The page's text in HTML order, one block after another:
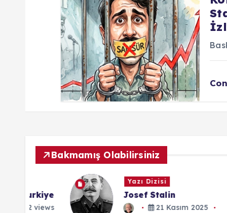
Bakmamış Olabilirsiniz
Yazı Dizisi
Josef Stalin
21 Kasım 2025